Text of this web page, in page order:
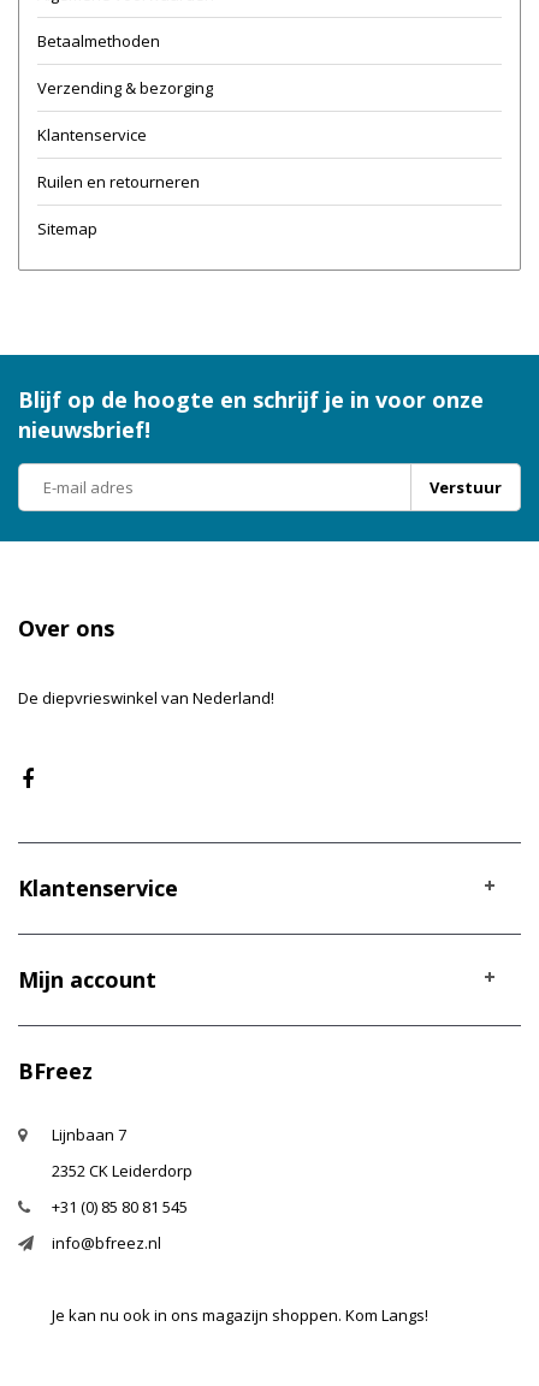
Betaalmethoden
Verzending & bezorging
Klantenservice
Ruilen en retourneren
Sitemap
Blijf op de hoogte en schrijf je in voor onze
nieuwsbrief!
Verstuur
Over ons
De diepvrieswinkel van Nederland!
Klantenservice
Mijn account
BFreez
Lijnbaan 7
2352 CK Leiderdorp
+31 (0) 85 80 81 545
info@bfreez.nl
Je kan nu ook in ons magazijn shoppen. Kom Langs!